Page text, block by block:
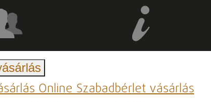
Online Szabadbérlet vásárlás